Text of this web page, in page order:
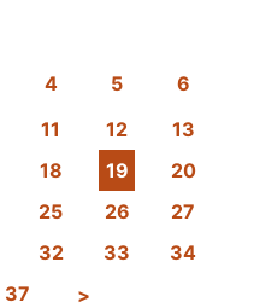
4 5
6
11 12
13
18 19
20
25 26
27
32 33
34
37